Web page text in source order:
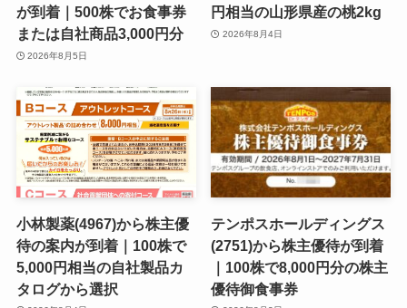
が到着｜500株でお食事券
または自社商品3,000円分
2026年8月5日
円相当の山形県産の桃2kg
2026年8月4日
小林製薬(4967)から株主優
待の案内が到着｜100株で
5,000円相当の自社製品カ
タログから選択
テンポスホールディングス
(2751)から株主優待が到着
｜100株で8,000円分の株主
優待御食事券